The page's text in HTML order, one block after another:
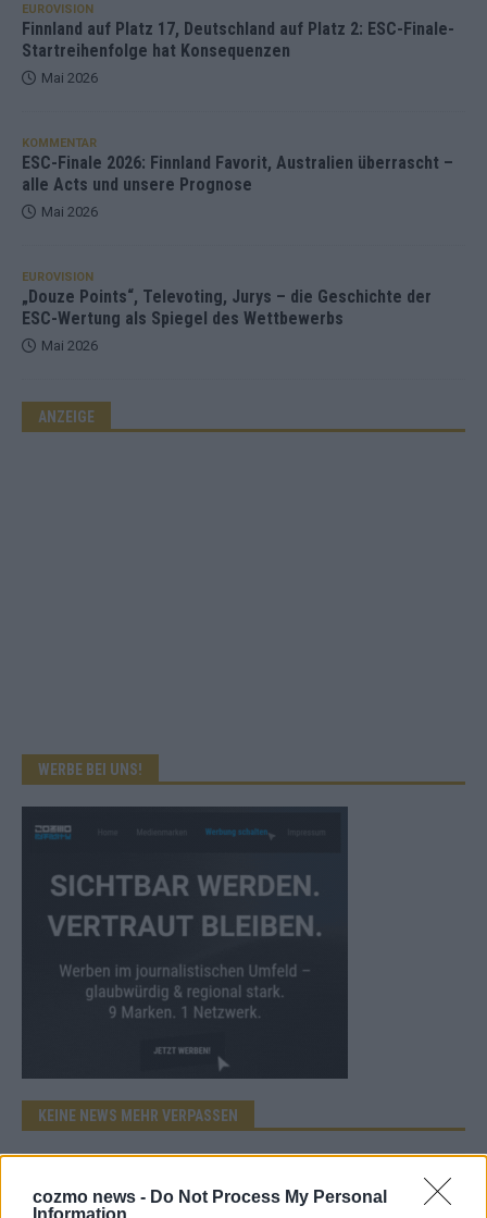
cozmo news - Do Not Process My Personal
Information
EUROVISION
Finnland auf Platz 17, Deutschland auf Platz 2: ESC-Finale-
Startreihenfolge hat Konsequenzen
Mai 2026
KOMMENTAR
ESC-Finale 2026: Finnland Favorit, Australien überrascht –
alle Acts und unsere Prognose
Mai 2026
EUROVISION
„Douze Points“, Televoting, Jurys – die Geschichte der
ESC-Wertung als Spiegel des Wettbewerbs
Mai 2026
ANZEIGE
WERBE BEI UNS!
KEINE NEWS MEHR VERPASSEN